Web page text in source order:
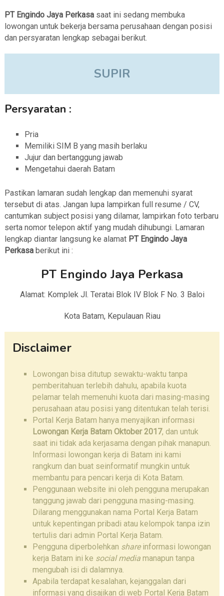
PT Engindo Jaya Perkasa saat ini sedang membuka
lowongan untuk bekerja bersama perusahaan dengan posisi
dan persyaratan lengkap sebagai berikut.
SUPIR
Persyaratan :
Pria
Memiliki SIM B yang masih berlaku
Jujur dan bertanggung jawab
Mengetahui daerah Batam
Pastikan lamaran sudah lengkap dan memenuhi syarat
tersebut di atas. Jangan lupa lampirkan full resume / CV,
cantumkan subject posisi yang dilamar, lampirkan foto terbaru
serta nomor telepon aktif yang mudah dihubungi. Lamaran
lengkap diantar langsung ke alamat PT Engindo Jaya
Perkasa berikut ini :
PT Engindo Jaya Perkasa
Alamat: Komplek Jl. Teratai Blok IV Blok F No. 3 Baloi
Kota Batam, Kepulauan Riau
Disclaimer
Lowongan bisa ditutup sewaktu-waktu tanpa
pemberitahuan terlebih dahulu, apabila kuota
pelamar telah memenuhi kuota dari masing-masing
perusahaan atau posisi yang ditentukan telah terisi.
Portal Kerja Batam hanya menyajikan informasi
Lowongan Kerja Batam Oktober 2017, dan untuk
saat ini tidak ada kerjasama dengan pihak manapun.
Informasi lowongan kerja di Batam ini kami
rangkum dan buat seinformatif mungkin untuk
membantu para pencari kerja di Kota Batam.
Penggunaan website ini oleh pengguna merupakan
tanggung jawab dari pengguna masing-masing.
Dilarang menggunakan nama Portal Kerja Batam
untuk kepentingan pribadi atau kelompok tanpa izin
tertulis dari admin Portal Kerja Batam.
Pengguna diperbolehkan shareinformasi lowongan
kerja Batam ini ke social mediamanapun tanpa
mengubah isi di dalamnya.
Apabila terdapat kesalahan, kejanggalan dari
informasi yang disajikan di web Portal Kerja Batam